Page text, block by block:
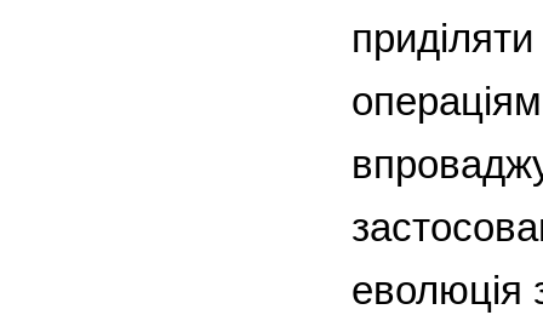
еволюція